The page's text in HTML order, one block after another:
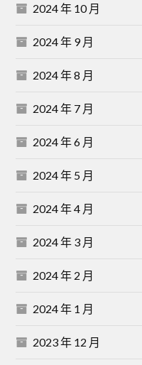
2024 年 10 月
2024 年 9 月
2024 年 8 月
2024 年 7 月
2024 年 6 月
2024 年 5 月
2024 年 4 月
2024 年 3 月
2024 年 2 月
2024 年 1 月
2023 年 12 月